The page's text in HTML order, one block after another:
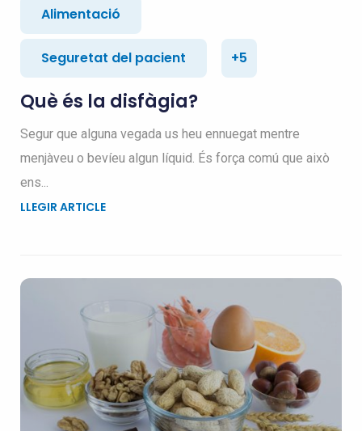
Alimentació
Seguretat del pacient +5
Què és la disfàgia?
Segur que alguna vegada us heu ennuegat mentre
menjàveu o bevíeu algun líquid. És força comú que això
ens...
LLEGIR ARTICLE